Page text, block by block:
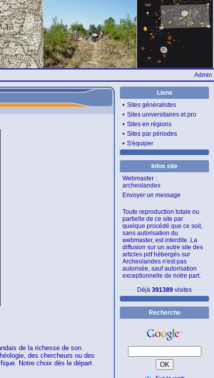
Admin
de la richesse de son
des chercheurs ou des
Notre choix dès le départ
Liens
• Sites généralistes
• Sites universitaires et pro
• Sites en régions
• Sites par périodes
• S'équiper
Infos site
Webmaster :
archeolandes
Envoyer un message
Toute reproduction totale ou
partielle de ce site par
quelque procédé que ce soit,
sans autorisation du
webmaster, est interdite. La
diffusion sur un autre site des
articles pdf hébergés sur
Archeolandes n'est pas
autorisée, sauf autorisation
exceptionnelle de notre part.
Déjà 391389 visites
Recherche